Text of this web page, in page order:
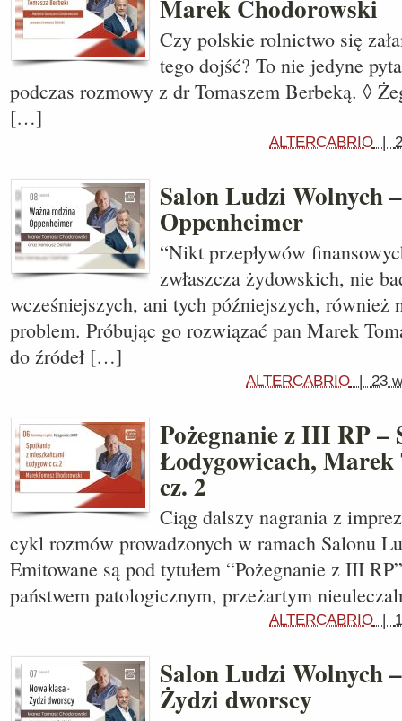
Marek Chodorowski
Czy polskie rolnictwo się
tego dojść? To nie jedyne
podczas rozmowy z dr Tomaszem Berbeką. ◊
[…]
ALTERCABRIO |
Salon Ludzi Wolnych
Oppenheimer
“Nikt przepływów
zwłaszcza żydowskich, nie
wcześniejszych, ani tych późniejszych, również
problem. Próbując go rozwiązać pan Marek
do źródeł […]
ALTERCABRIO | 23
Pożegnanie z III RP –
Łodygowicach,
cz. 2
Ciąg dalszy nagrania z
cykl rozmów prowadzonych w ramach Salonu
Emitowane są pod tytułem “Pożegnanie z III
państwem patologicznym, przeżartym
ALTERCABRIO |
Salon Ludzi Wolnych
Żydzi dworscy